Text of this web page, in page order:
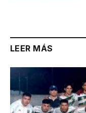
LEER MÁS